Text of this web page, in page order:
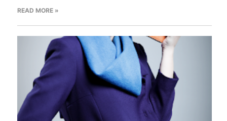
READ MORE »